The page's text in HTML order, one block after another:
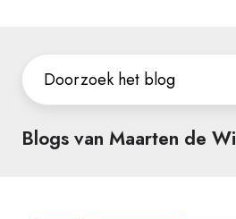
Blogs van Maarten de